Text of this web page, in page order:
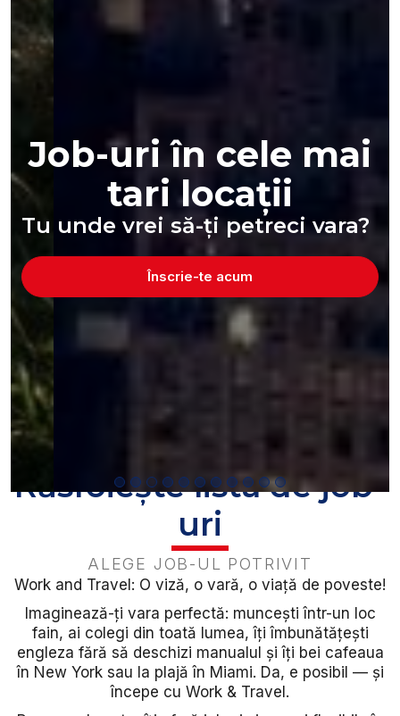
Job-uri în cele mai
tari locații
Tu unde vrei să-ți petreci vara?
Înscrie-te acum
Răsfoiește lista de job-
uri
ALEGE JOB-UL POTRIVIT
Work and Travel: O viză, o vară, o viață de poveste!
Imaginează-ți vara perfectă: muncești într-un loc
fain, ai colegi din toată lumea, îți îmbunătățești
engleza fără să deschizi manualul și îți bei cafeaua
în New York sau la plajă în Miami. Da, e posibil — și
începe cu Work & Travel.